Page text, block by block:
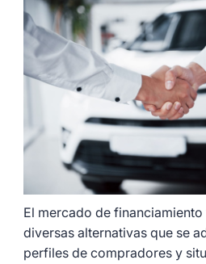
El mercado de
diversas alternativas que se
perfiles de compradores y